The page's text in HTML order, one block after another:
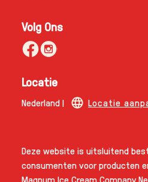
Volg Ons
Locatie
Deze website is uitsluitend